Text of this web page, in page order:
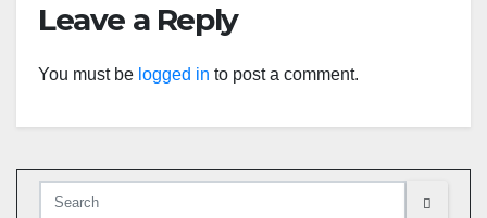
Leave a Reply
You must be logged in to post a comment.